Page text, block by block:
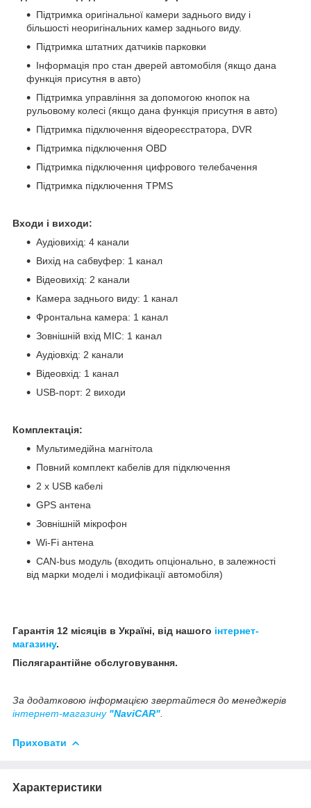
Підтримка оригінальної камери заднього виду і
більшості неоригінальних камер заднього виду.
Підтримка штатних датчиків парковки
Інформація про стан дверей автомобіля (якщо дана
функція присутня в авто)
Підтримка управління за допомогою кнопок на
рульовому колесі (якщо дана функція присутня в авто)
Підтримка підключення відеореєстратора, DVR
Підтримка підключення OBD
Підтримка підключення цифрового телебачення
Підтримка підключення TPMS
Входи і виходи:
Аудіовихід: 4 канали
Вихід на сабвуфер: 1 канал
Відеовихід: 2 канали
Камера заднього виду: 1 канал
Фронтальна камера: 1 канал
Зовнішній вхід MIC: 1 канал
Аудіовхід: 2 канали
Відеовхід: 1 канал
USB-порт: 2 виходи
Комплектація:
Мультимедійна магнітола
Повний комплект кабелів для підключення
2 x USB кабелі
GPS антена
Зовнішній мікрофон
Wi-Fi антена
CAN-bus модуль (входить опціонально, в залежності
від марки моделі і модифікації автомобіля)
Гарантія 12 місяців в Україні, від нашого інтернет-
магазину.
Післягарантійне обслуговування.
За додатковою інформацією звертайтеся до менеджерів
інтернет-магазину "NaviCAR"
Приховати
Характеристики